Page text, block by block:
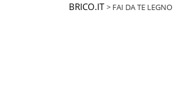
BRICO.IT > FAI DA TE LEGNO